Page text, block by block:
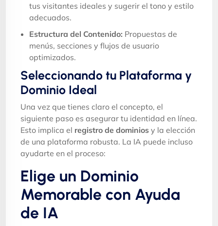
tus visitantes ideales y sugerir el tono y estilo
adecuados.
Estructura del Contenido: Propuestas de
menús, secciones y flujos de usuario
optimizados.
Seleccionando tu Plataforma y
Dominio Ideal
Una vez que tienes claro el concepto, el
siguiente paso es asegurar tu identidad en línea.
Esto implica el registro de dominios y la elección
de una plataforma robusta. La IA puede incluso
ayudarte en el proceso:
Elige un Dominio
Memorable con Ayuda
de IA